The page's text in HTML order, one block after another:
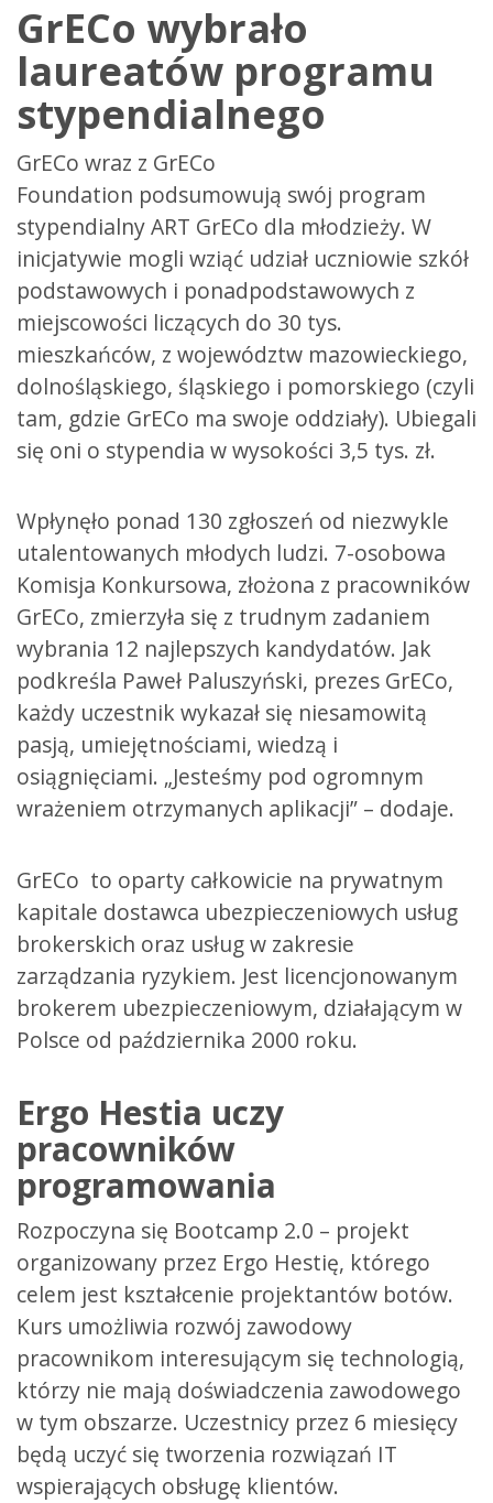
GrECo wybrało
laureatów programu
stypendialnego
GrECo wraz z GrECo
Foundation podsumowują swój program
stypendialny ART GrECo dla młodzieży. W
inicjatywie mogli wziąć udział uczniowie szkół
podstawowych i ponadpodstawowych z
miejscowości liczących do 30 tys.
mieszkańców, z województw mazowieckiego,
dolnośląskiego, śląskiego i pomorskiego (czyli
tam, gdzie GrECo ma swoje oddziały). Ubiegali
się oni o stypendia w wysokości 3,5 tys. zł.
Wpłynęło ponad 130 zgłoszeń od niezwykle
utalentowanych młodych ludzi. 7-osobowa
Komisja Konkursowa, złożona z pracowników
GrECo, zmierzyła się z trudnym zadaniem
wybrania 12 najlepszych kandydatów. Jak
podkreśla Paweł Paluszyński, prezes GrECo,
każdy uczestnik wykazał się niesamowitą
pasją, umiejętnościami, wiedzą i
osiągnięciami. „Jesteśmy pod ogromnym
wrażeniem otrzymanych aplikacji” – dodaje.
GrECo to oparty całkowicie na prywatnym
kapitale dostawca ubezpieczeniowych usług
brokerskich oraz usług w zakresie
zarządzania ryzykiem. Jest licencjonowanym
brokerem ubezpieczeniowym, działającym w
Polsce od października 2000 roku.
Ergo Hestia uczy
pracowników
programowania
Rozpoczyna się Bootcamp 2.0 – projekt
organizowany przez Ergo Hestię, którego
celem jest kształcenie projektantów botów.
Kurs umożliwia rozwój zawodowy
pracownikom interesującym się technologią,
którzy nie mają doświadczenia zawodowego
w tym obszarze. Uczestnicy przez 6 miesięcy
będą uczyć się tworzenia rozwiązań IT
wspierających obsługę klientów.